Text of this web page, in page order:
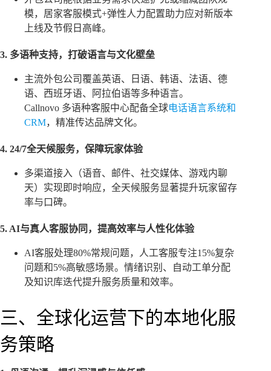
模，居家客服模式+弹性人力配置助力应对新版本
上线及节假日高峰。
3. 多语种支持，打破语言与文化壁垒
主流外包公司覆盖英语、日语、韩语、法语、德
语、西班牙语、阿拉伯语等多种语言。
Callnovo 多语种客服中心配备全球电话语言系统和
CRM，精准传达品牌文化。
4. 24/7全天候服务，保障玩家体验
多渠道接入（语音、邮件、社交媒体、游戏内聊
天）实现即时响应，全天候服务显著提升玩家留存
率与口碑。
5. AI与真人客服协同，提高效率与人性化体验
AI客服处理80%常规问题，人工客服专注15%复杂
问题和5%高敏感场景。情绪识别、自动工单分配
及知识库迭代提升服务质量和效率。
三、全球化运营下的本地化服
务策略